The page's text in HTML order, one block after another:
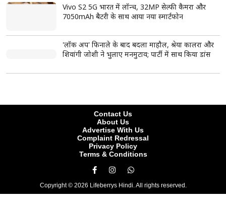
छात्र आंदोलन पर बदला RSS का सुर? मोहन भागवत बोले-
Gen Z सबसे ईमानदार और देशभक्त पीढ़ी, संवाद की कमी
अतीक अहमद के परिवार पर फिर टूटा दुखों का पहाड़, सबसे
छोटे बेटे अबान की सड़क हादसे में मौत; अपराध से सत्ता तक
Gen Z और Gen Alpha से मिलेंगे मोहन भागवत, नेतृत्व
और राष्ट्र निर्माण पर करेंगे चर्चा
CJP का नया अभियान 'क्या बोलती पब्लिक' सितंबर से होगा
शुरू, अभिजीत दीपके बोले- जनता की आवाज सीधे सुनेंगे
यौन उत्पीड़न मामले में सजा के बाद तरुण तेजपाल की पहली